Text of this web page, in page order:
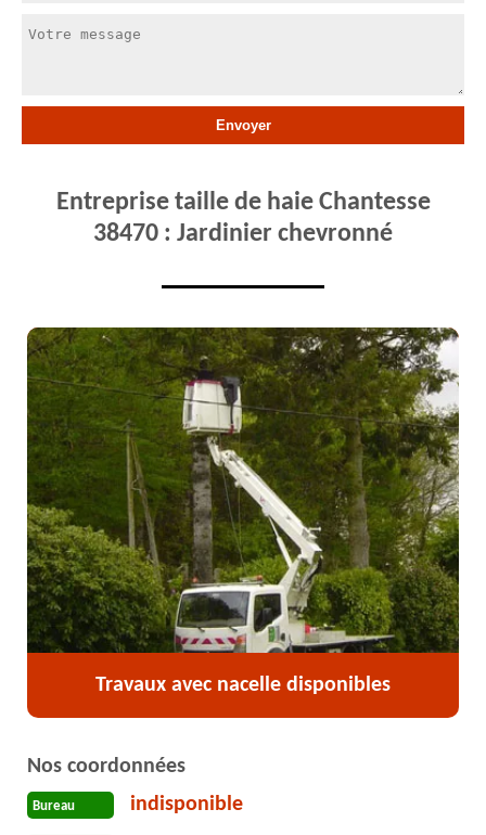
Entreprise taille de haie Chantesse
38470 : Jardinier chevronné
Travaux avec nacelle disponibles
Nos coordonnées
Bureau indisponible